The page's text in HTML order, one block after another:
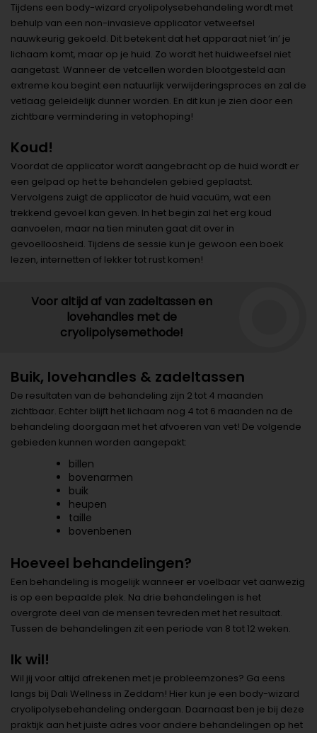
Tijdens een body-wizard cryolipolysebehandeling wordt met
behulp van een non-invasieve applicator vetweefsel
nauwkeurig gekoeld. Dit betekent dat het apparaat niet ‘in’ je
lichaam komt, maar op je huid. Zo wordt het huidweefsel niet
aangetast. Wanneer de vetcellen worden blootgesteld aan
extreme kou begint een natuurlijk verwijderingsproces en zal de
vetlaag geleidelijk dunner worden. En dit kun je zien door een
zichtbare vermindering in vetophoping!
Koud!
Voordat de applicator wordt aangebracht op de huid wordt er
een gelpad op het te behandelen gebied geplaatst.
Vervolgens zuigt de applicator de huid vacuüm, wat een
trekkend gevoel kan geven. In het begin zal het erg koud
aanvoelen, maar na tien minuten gaat dit over in
gevoelloosheid. Tijdens de sessie kun je gewoon een boek
lezen, internetten of lekker tot rust komen!
Voor altijd af van zadeltassen en
lovehandles met de
cryolipolysemethode!
Buik, lovehandles & zadeltassen
De resultaten van de behandeling zijn 2 tot 4 maanden
zichtbaar. Echter blijft het lichaam nog 4 tot 6 maanden na de
behandeling doorgaan met het afvoeren van vet! De volgende
gebieden kunnen worden aangepakt:
billen
bovenarmen
buik
heupen
taille
bovenbenen
Hoeveel behandelingen?
Een behandeling is mogelijk wanneer er voelbaar vet aanwezig
is op een bepaalde plek. Na drie behandelingen is het
overgrote deel van de mensen tevreden met het resultaat.
Tussen de behandelingen zit een periode van 8 tot 12 weken.
Ik wil!
Wil jij voor altijd afrekenen met je probleemzones? Ga eens
langs bij Dali Wellness in Zeddam! Hier kun je een body-wizard
cryolipolysebehandeling ondergaan. Daarnaast ben je bij deze
praktijk aan het juiste adres voor andere behandelingen op het